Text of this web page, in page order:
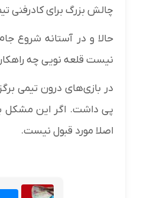
چالش بزرگ برای کادرفنی
حالا و در آستانه شروع
نیست قلعه نویی چه
در بازی‌های درون تیمی
پی داشت. اگر این مشکل
اصلا مورد قبول نیست.